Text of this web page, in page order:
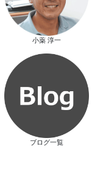
小薬 淳一
ブログ一覧